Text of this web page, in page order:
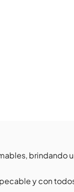
brindando
y con